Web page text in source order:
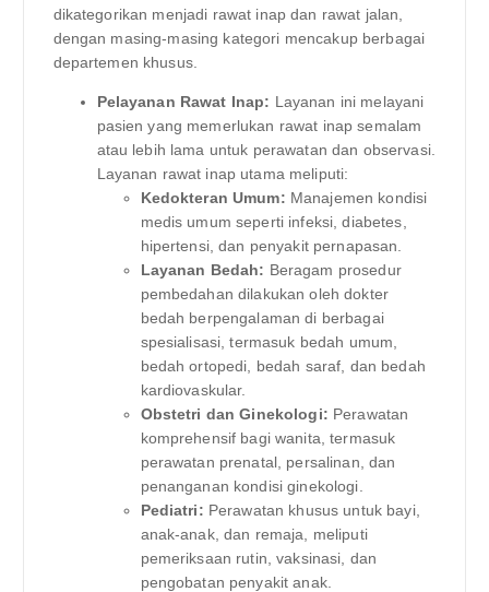
dikategorikan menjadi rawat inap dan rawat jalan,
dengan masing-masing kategori mencakup berbagai
departemen khusus.
Pelayanan Rawat Inap: Layanan ini melayani
pasien yang memerlukan rawat inap semalam
atau lebih lama untuk perawatan dan observasi.
Layanan rawat inap utama meliputi:
Kedokteran Umum: Manajemen kondisi
medis umum seperti infeksi, diabetes,
hipertensi, dan penyakit pernapasan.
Layanan Bedah: Beragam prosedur
pembedahan dilakukan oleh dokter
bedah berpengalaman di berbagai
spesialisasi, termasuk bedah umum,
bedah ortopedi, bedah saraf, dan bedah
kardiovaskular.
Obstetri dan Ginekologi: Perawatan
komprehensif bagi wanita, termasuk
perawatan prenatal, persalinan, dan
penanganan kondisi ginekologi.
Pediatri: Perawatan khusus untuk bayi,
anak-anak, dan remaja, meliputi
pemeriksaan rutin, vaksinasi, dan
pengobatan penyakit anak.